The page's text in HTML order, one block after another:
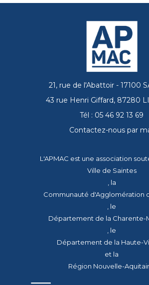
21, rue de l'Abattoir - 17100
43 rue Henri Giffard, 87280
Tél : 05 46 92 13 69
Contactez-nous par
L'APMAC est une association
Ville de Saintes
, la
Communauté d'Agglomération
, le
Département de la Charente-
, le
Département de la Haute-
et la
Région Nouvelle-